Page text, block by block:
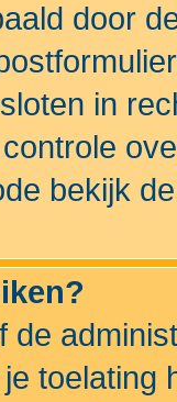
door
in
bekijk
de